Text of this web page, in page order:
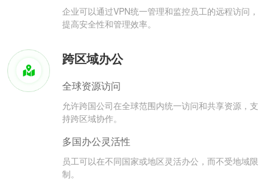
企业可以通过VPN统一管理和监控员工的远程访问，
提高安全性和管理效率。
跨区域办公
全球资源访问
允许跨国公司在全球范围内统一访问和共享资源，支
持跨区域协作。
多国办公灵活性
员工可以在不同国家或地区灵活办公，而不受地域限
制。